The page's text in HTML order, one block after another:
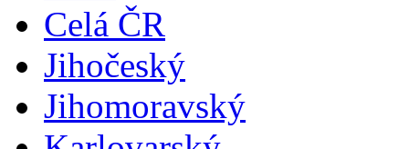
Celá ČR
Jihočeský
Jihomoravský